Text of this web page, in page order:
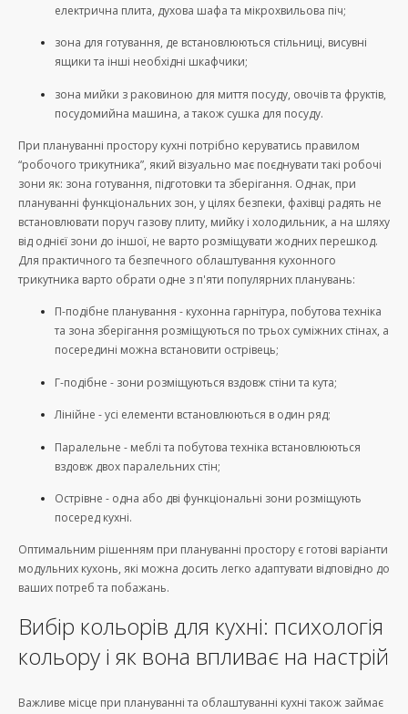
електрична плита, духова шафа та мікрохвильова піч;
зона для готування, де встановлюються стільниці, висувні
ящики та інші необхідні шкафчики;
зона мийки з раковиною для миття посуду, овочів та фруктів,
посудомийна машина, а також сушка для посуду.
При плануванні простору кухні потрібно керуватись правилом
“робочого трикутника”, який візуально має поєднувати такі робочі
зони як: зона готування, підготовки та зберігання. Однак, при
плануванні функціональних зон, у цілях безпеки, фахівці радять не
встановлювати поруч газову плиту, мийку і холодильник, а на шляху
від однієї зони до іншої, не варто розміщувати жодних перешкод.
Для практичного та безпечного облаштування кухонного
трикутника варто обрати одне з п'яти популярних планувань:
П-подібне планування - кухонна гарнітура, побутова техніка
та зона зберігання розміщуються по трьох суміжних стінах, а
посередині можна встановити острівець;
Г-подібне - зони розміщуються вздовж стіни та кута;
Лінійне - усі елементи встановлюються в один ряд;
Паралельне - меблі та побутова техніка встановлюються
вздовж двох паралельних стін;
Острівне - одна або дві функціональні зони розміщують
посеред кухні.
Оптимальним рішенням при плануванні простору є готові варіанти
модульних кухонь, які можна досить легко адаптувати відповідно до
ваших потреб та побажань.
Вибір кольорів для кухні: психологія
кольору і як вона впливає на настрій
Важливе місце при плануванні та облаштуванні кухні також займає